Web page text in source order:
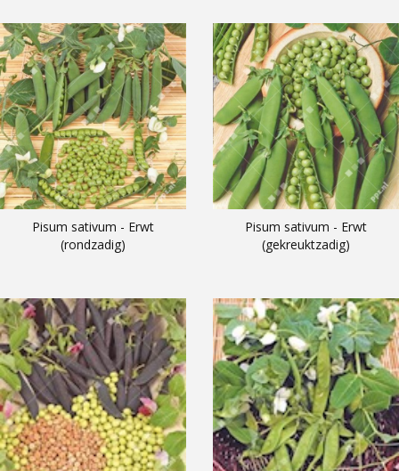
Pisum sativum - Erwt
(rondzadig)
Pisum sativum - Erwt
(gekreuktzadig)